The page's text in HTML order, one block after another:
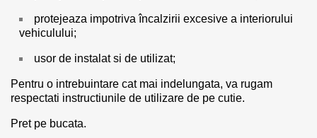
protejeaza impotriva încalzirii excesive a interiorului
vehiculului;
usor de instalat si de utilizat;
Pentru o intrebuintare cat mai indelungata, va rugam
respectati instructiunile de utilizare de pe cutie.
Pret pe bucata.